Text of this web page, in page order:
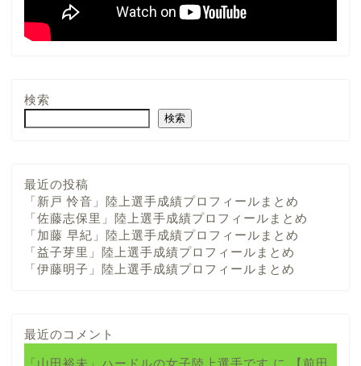
検索
検索
最近の投稿
「新戸 怜音」陸上選手成績プロフィールまとめ
「佐藤志保里」陸上選手成績プロフィールまとめ
「加藤 早紀」陸上選手成績プロフィールまとめ
「益子芽里」陸上選手成績プロフィールまとめ
「伊藤明子」陸上選手成績プロフィールまとめ
最近のコメント
「山田裕未」ハードルの女子陸上選手です に 【前田